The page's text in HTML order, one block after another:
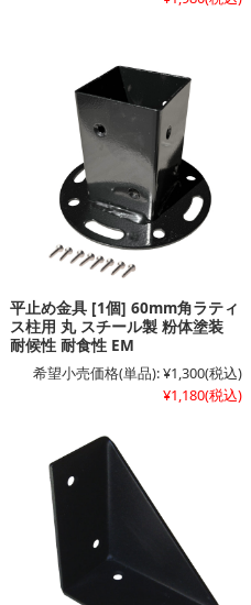
平止め金具 [1個] 60mm角ラティ
ス柱用 丸 スチール製 粉体塗装
耐候性 耐食性 EM
希望小売価格(単品):¥1,300(税込)
¥1,180(税込)